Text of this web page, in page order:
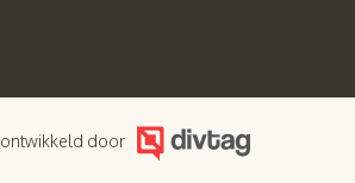
ontwikkeld door